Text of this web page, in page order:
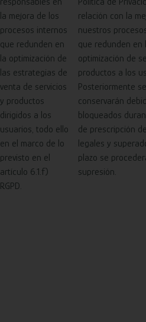
la mejora de los
procesos internos
que redunden en
la optimización de
las estrategias de
venta de servicios
y productos
dirigidos a los
usuarios, todo ello
en el marco de lo
previsto en el
artículo 6.1.f)
RGPD.
relación con la
nuestros
que redunden en
optimización de
productos a los
Posteriormente se
conservarán
bloqueados
de prescripción
legales y
plazo se
supresión.